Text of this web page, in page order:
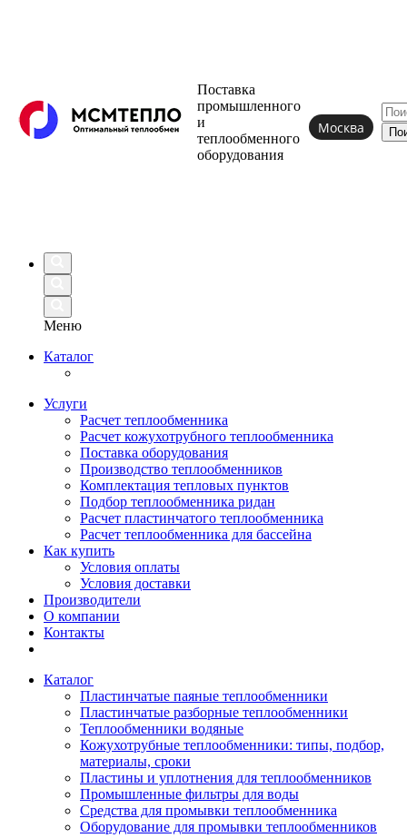
Поставка
промышленного
и
теплообменного
оборудования
Москва
Меню
Каталог
Услуги
Расчет теплообменника
Расчет кожухотрубного теплообменника
Поставка оборудования
Производство теплообменников
Комплектация тепловых пунктов
Подбор теплообменника ридан
Расчет пластинчатого теплообменника
Расчет теплообменника для бассейна
Как купить
Условия оплаты
Условия доставки
Производители
О компании
Контакты
Каталог
Пластинчатые паяные теплообменники
Пластинчатые разборные теплообменники
Теплообменники водяные
Кожухотрубные теплообменники: типы, подбор,
материалы, сроки
Пластины и уплотнения для теплообменников
Промышленные фильтры для воды
Средства для промывки теплообменника
Оборудование для промывки теплообменников